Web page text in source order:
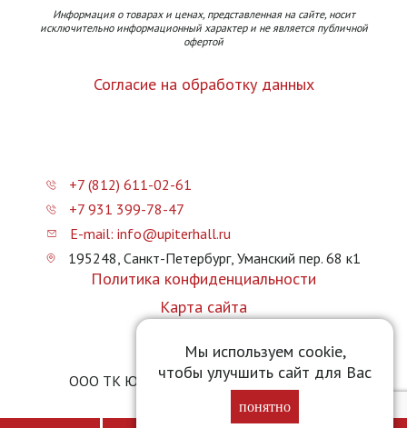
Мы используем cookie,
чтобы улучшить сайт для Вас
понятно
Информация о товарах и ценах, представленная на сайте, носит
исключительно информационный характер и не является публичной
офертой
Согласие на обработку данных
+7 (812) 611-02-61
+7 931 399-78-47
E-mail: info@upiterhall.ru
195248, Санкт-Петербург, Уманский пер. 68 к1
Политика конфиденциальности
Карта сайта
ООО ТК Юпитер Холл © 2026 upiterhall.ru